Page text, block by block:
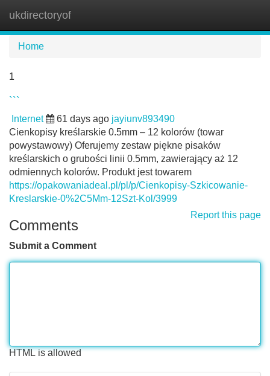
ukdirectoryof
Home
1
```
Internet 61 days ago jayiunv893490
Cienkopisy kreślarskie 0.5mm – 12 kolorów (towar
powystawowy) Oferujemy zestaw piękne pisaków
kreślarskich o grubości linii 0.5mm, zawierający aż 12
odmiennych kolorów. Produkt jest towarem
https://opakowaniadeal.pl/pl/p/Cienkopisy-Szkicowanie-
Kreslarskie-0%2C5Mm-12Szt-Kol/3999
Report this page
Comments
Submit a Comment
HTML is allowed